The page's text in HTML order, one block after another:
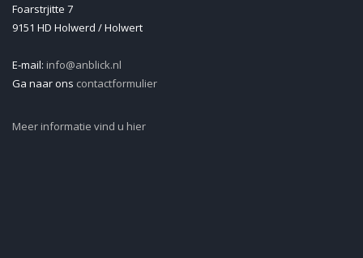
Foarstrjitte 7
9151 HD Holwerd / Holwert
E-mail: info@anblick.nl
Ga naar ons contactformulier
Meer informatie vind u hier